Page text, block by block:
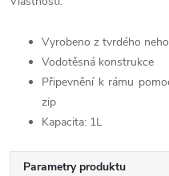
Vyrobeno z tvrdého
Vodotěsná konstrukce
Připevnění k rámu
zip
Kapacita: 1L
Parametry produktu